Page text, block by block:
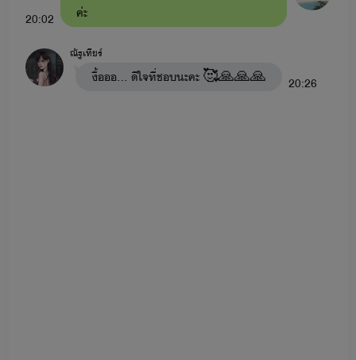
20:02
ค่ะ
ณัฐเทียร์
20:26
งื้อออ... ดีใจที่ชอบนะคะ 🥰🙏🙏🙏